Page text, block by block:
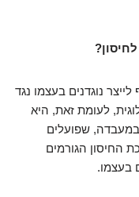
נוגדנים בעצמו נגד
לעומת זאת, היא
במעבדה, שפועלים
החיסון הגורמים
בעצמו.